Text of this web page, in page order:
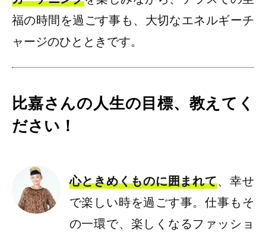
福の時間を過ごす事も、大切なエネルギーチ
ャージのひとときです。
比嘉さんの人生の目標、教えてく
ださい！
心ときめくものに囲まれて、幸せ
で楽しい時を過ごす事。仕事もそ
の一環で、楽しくなるファッショ